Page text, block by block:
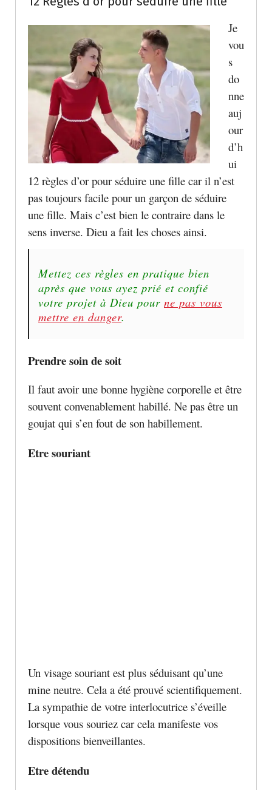
Je
vou
s
do
nne
auj
our
d’h
ui
12 règles d’or pour séduire une fille car il n’est
pas toujours facile pour un garçon de séduire
une fille. Mais c’est bien le contraire dans le
sens inverse. Dieu a fait les choses ainsi.
Mettez ces règles en pratique bien
après que vous ayez prié et confié
votre projet à Dieu pour ne pas vous
mettre en danger.
Prendre soin de soit
Il faut avoir une bonne hygiène corporelle et être
souvent convenablement habillé. Ne pas être un
goujat qui s’en fout de son habillement.
Etre souriant
Un visage souriant est plus séduisant qu’une
mine neutre. Cela a été prouvé scientifiquement.
La sympathie de votre interlocutrice s’éveille
lorsque vous souriez car cela manifeste vos
dispositions bienveillantes.
Etre détendu